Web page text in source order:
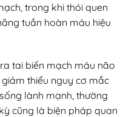
trong khi thói quen
tuần hoàn máu hiệu
tai biến mạch máu não
thiểu nguy cơ mắc
lành mạnh, thường
cũng là biện pháp quan